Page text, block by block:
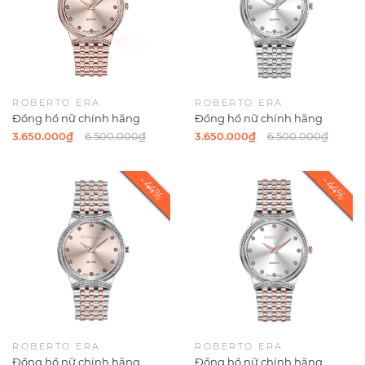
ROBERTO ERA
Đồng hồ nữ chính hãng
Roberto Era RE2905 màu
3.650.000₫ 6.500.000₫
ROBERTO ERA
Đồng hồ nữ chính hãng
Roberto Era RE2904 màu bạc
3.650.000₫ 6.500.000₫
ROBERTO ERA
Đồng hồ nữ chính hãng
ROBERTO ERA
Đồng hồ nữ chính hãng